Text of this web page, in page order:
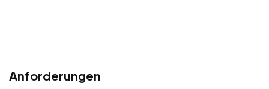
Anforderungen